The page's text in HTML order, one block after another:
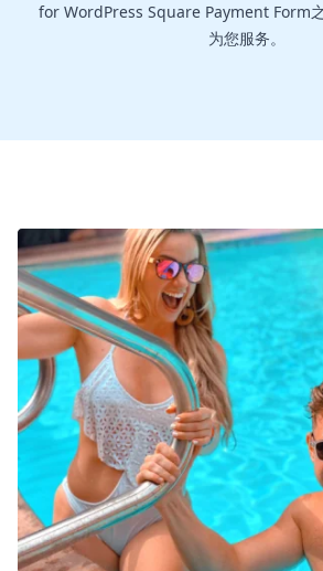
for WordPress Square Payment Form
为您服务。